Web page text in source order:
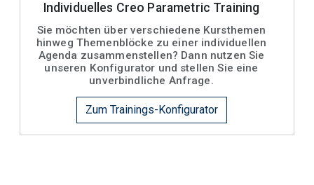
Individuelles Creo Parametric Training
Sie möchten über verschiedene Kursthemen
hinweg Themenblöcke zu einer individuellen
Agenda zusammenstellen? Dann nutzen Sie
unseren Konfigurator und stellen Sie eine
unverbindliche Anfrage.
Zum Trainings-Konfigurator